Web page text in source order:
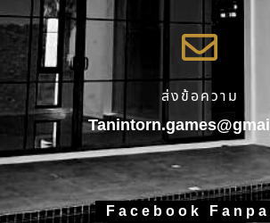
ส่งข้อความ
Facebook